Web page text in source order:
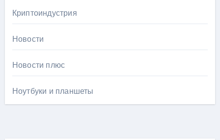
Криптоиндустрия
Новости
Новости плюс
Ноутбуки и планшеты